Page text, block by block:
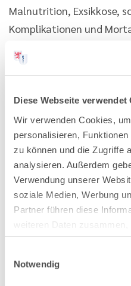
Diese Webseite verwendet
Wir verwenden Cookies,
personalisieren,
zu können und die Zugriffe
analysieren. Außerdem
Verwendung unserer
soziale Medien, Werbung
Partner führen diese
haben oder die sie im
Notwendig
Malnutrition, Exsikkose,
Komplikationen und
verdoppelt sich das
Schwerwiegende
Infektionen erhöhen das
Akuterkrankungen,
Erkrankungen. Das
Ereignisse, z. B.
Koronarsyndrom, akute
Arrhythmien oder
während und nach einer